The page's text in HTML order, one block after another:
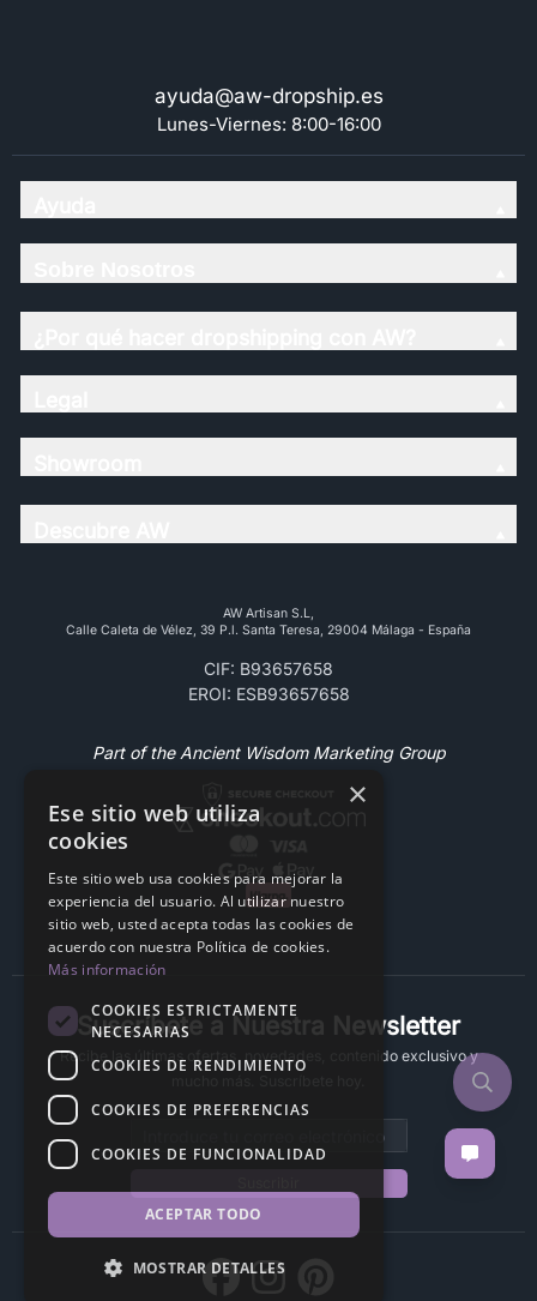
ayuda@aw-dropship.es
Lunes-Viernes: 8:00-16:00
AW Artisan S.L,
Calle Caleta de Vélez, 39 P.l. Santa Teresa, 29004 Málaga - España
CIF: B93657658
EROI: ESB93657658
Part of the Ancient Wisdom Marketing Group
Suscríbete a Nuestra Newsletter
Recibe las últimas ofertas, novedades, contenido exclusivo y
×
Ese sitio web utiliza
cookies
Este sitio web usa cookies para mejorar la
experiencia del usuario. Al utilizar nuestro
sitio web, usted acepta todas las cookies de
acuerdo con nuestra Política de cookies.
Más información
COOKIES ESTRICTAMENTE
NECESARIAS
COOKIES DE RENDIMIENTO
COOKIES DE PREFERENCIAS
COOKIES DE FUNCIONALIDAD
ACEPTAR TODO
MOSTRAR DETALLES